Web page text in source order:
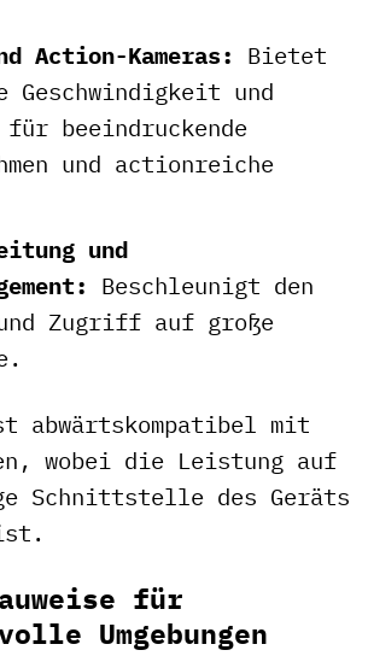
Action-Kameras: Bietet
Geschwindigkeit und
beeindruckende
und actionreiche
und
Beschleunigt den
Zugriff auf große
abwärtskompatibel mit
wobei die Leistung auf
Schnittstelle des Geräts
für
Umgebungen